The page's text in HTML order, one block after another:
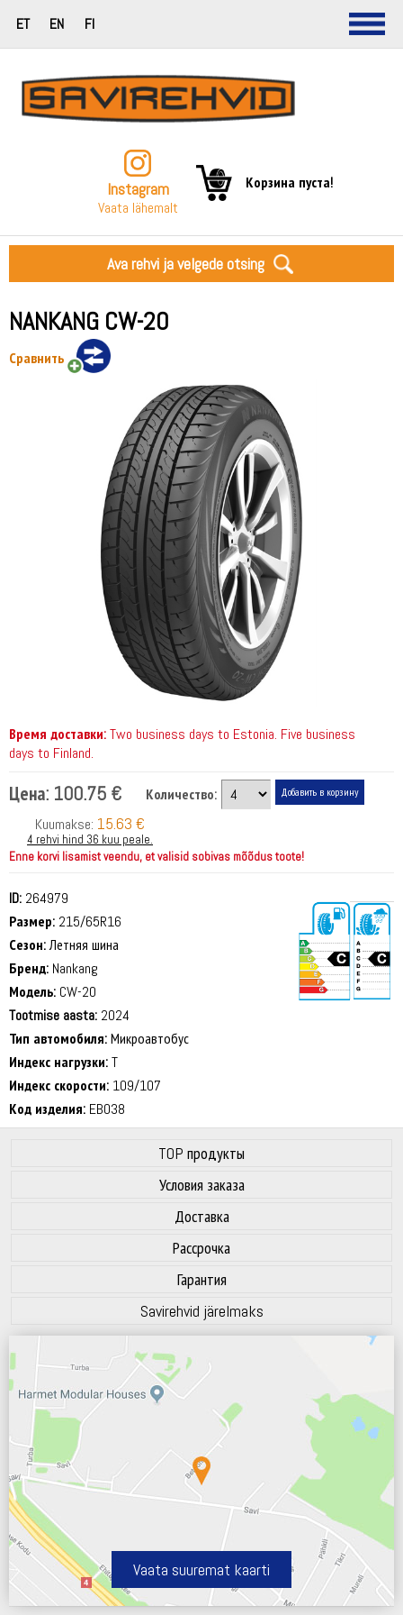
ET EN FI
Instagram
Vaata lähemalt
Корзина пуста!
Ava rehvi ja velgede otsing
NANKANG CW-20
Сравнить
Время доставки:Two business days to Estonia. Five business
days to Finland.
Цена: 100.75 €
Количество:
Kuumakse: 15.63 €
4 rehvi hind 36 kuu peale.
Enne korvi lisamist veendu, et valisid sobivas mõõdus toote!
ID: 264979
Размер: 215/65R16
Сезон:Летняя шина
Бренд: Nankang
Модель: CW-20
Tootmise aasta: 2024
Тип автомобиля:Микроавтобус
Индекс нагрузки:T
Индекс скорости: 109/107
Код изделия: EB038
TOP продукты
Условия заказа
Доставка
Рассрочка
Гарантия
Savirehvid järelmaks
Vaata suuremat kaarti